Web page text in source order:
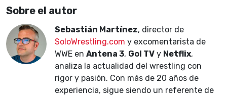
Sobre el autor
Sebastián Martínez, director de
SoloWrestling.com y excomentarista de
WWE en Antena 3, Gol TV y Netflix,
analiza la actualidad del wrestling con
rigor y pasión. Con más de 20 años de
experiencia, sigue siendo un referente de